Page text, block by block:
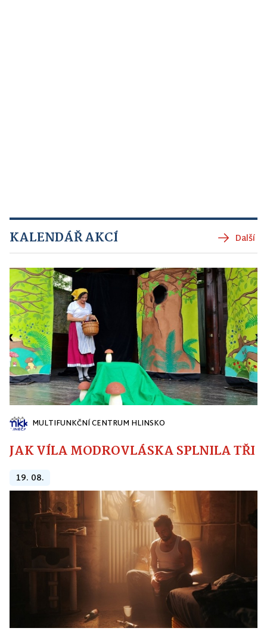
KALENDÁŘ AKCÍ Další
MULTIFUNKČNÍ CENTRUM HLINSKO
JAK VÍLA MODROVLÁSKA SPLNILA
19. 08.